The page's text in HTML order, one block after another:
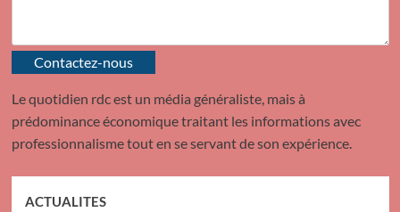
Contactez-nous
Le quotidien rdc est un média généraliste, mais à
prédominance économique traitant les informations avec
professionnalisme tout en se servant de son expérience.
ACTUALITES